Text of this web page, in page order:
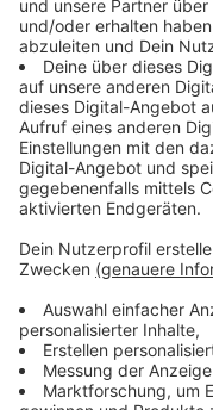
Nordrhein-
Niederländer
Hochrisikogebiet
September um
Einreise einen der
Impfnachweis
Mindestens 11
Negatives
Nicht älter als
PCR oder auch
Ein Selbsttest